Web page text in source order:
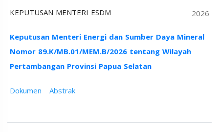
KEPUTUSAN MENTERI ESDM 2026
Keputusan Menteri Energi dan Sumber Daya Mineral
Nomor 89.K/MB.01/MEM.B/2026 tentang Wilayah
Pertambangan Provinsi Papua Selatan
Dokumen Abstrak